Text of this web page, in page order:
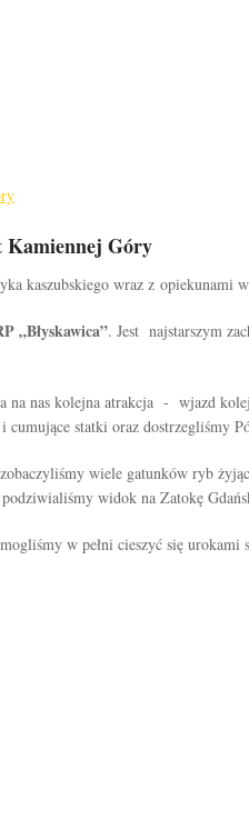
Kamiennej Góry
kaszubskiego wraz z opiekunami
„Błyskawica”. Jest najstarszym
na nas kolejna atrakcja - wjazd
statki oraz dostrzegliśmy
wiele gatunków ryb
widok na Zatokę
w pełni cieszyć się